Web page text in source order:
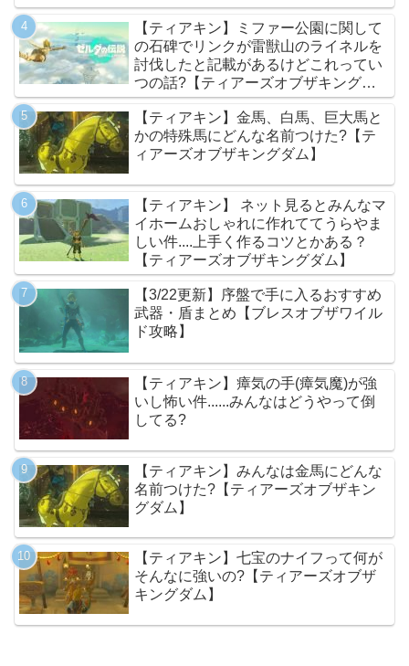
【ティアキン】ミファー公園に関して
の石碑でリンクが雷獣山のライネルを
討伐したと記載があるけどこれってい
つの話?【ティアーズオブザキングダ
ム】
【ティアキン】金馬、白馬、巨大馬と
かの特殊馬にどんな名前つけた?【テ
ィアーズオブザキングダム】
【ティアキン】 ネット見るとみんなマ
イホームおしゃれに作れててうらやま
しい件....上手く作るコツとかある？
【ティアーズオブザキングダム】
【3/22更新】序盤で手に入るおすすめ
武器・盾まとめ【ブレスオブザワイル
ド攻略】
【ティアキン】瘴気の手(瘴気魔)が強
いし怖い件......みんなはどうやって倒
してる?
【ティアキン】みんなは金馬にどんな
名前つけた?【ティアーズオブザキン
グダム】
【ティアキン】七宝のナイフって何が
そんなに強いの?【ティアーズオブザ
キングダム】